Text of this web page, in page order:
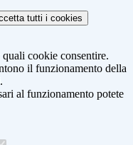
tutti i cookies
quali cookie consentire.
il funzionamento della
al funzionamento potete